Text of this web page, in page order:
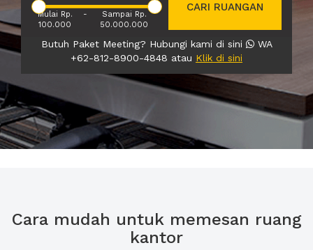
Mulai Rp.
100.000
-
Sampai Rp.
50.000.000
CARI RUANGAN
Butuh Paket Meeting? Hubungi kami di sini
WA
+62-812-8900-4848 atau Klik di sini
Cara mudah untuk memesan ruang
kantor